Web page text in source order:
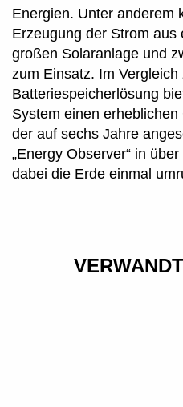
Energien. Unter anderem
Erzeugung der Strom
großen Solaranlage und
zum Einsatz. Im
Batteriespeicherlösung
System einen
der auf sechs Jahre
„Energy Observer“ in
dabei die Erde einmal
NICOLE
HYUNDAI